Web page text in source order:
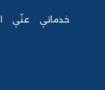
خدماتي عنّي